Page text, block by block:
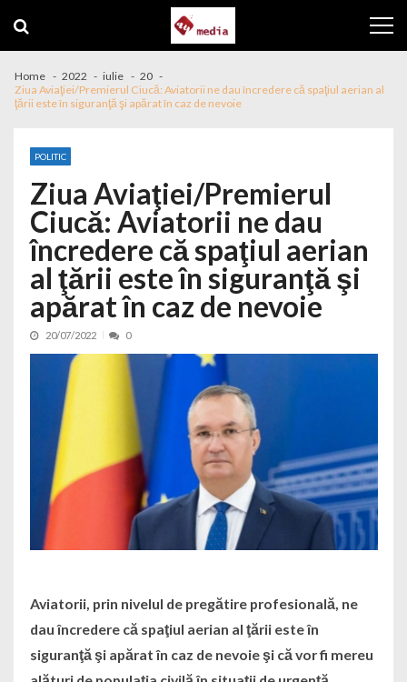
Home 2022 iulie
20
Ziua Aviaţiei/Premierul Ciucă: Aviatorii ne dau încredere că spaţiul aerian al
ţării este în siguranţă şi apărat în caz de nevoie
POLITIC
Ziua Aviaţiei/Premierul
Ciucă: Aviatorii ne dau
încredere că spaţiul aerian
al ţării este în siguranţă şi
apărat în caz de nevoie
20/07/2022 0
Aviatorii, prin nivelul de pregătire profesională, ne
dau încredere că spaţiul aerian al ţării este în
siguranţă şi apărat în caz de nevoie şi că vor fi mereu